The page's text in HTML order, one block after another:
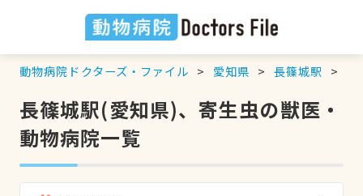
動物病院ドクターズ・ファイル 愛知県 長篠城駅
長篠城駅(愛知県)、寄生虫の獣医・
動物病院一覧